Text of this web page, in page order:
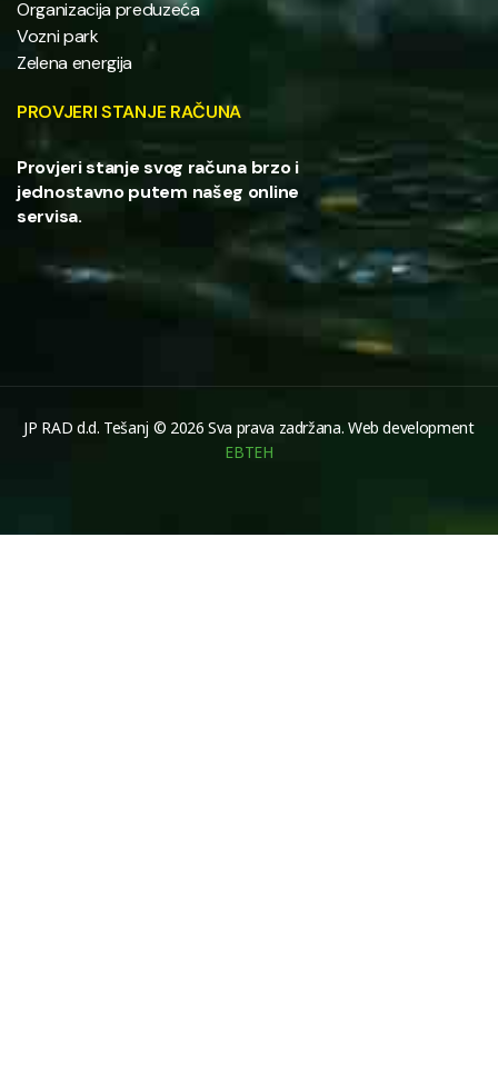
Organizacija preduzeća
Vozni park
Zelena energija
PROVJERI STANJE RAČUNA
Provjeri stanje svog računa brzo i
jednostavno putem našeg online
servisa.
JP RAD d.d. Tešanj © 2026 Sva prava zadržana. Web development
EBTEH